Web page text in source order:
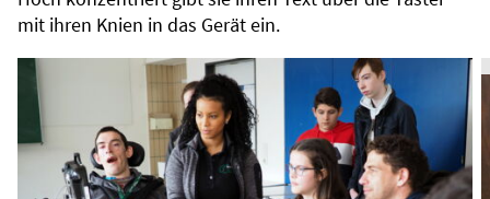
mit ihren Knien in das Gerät ein.